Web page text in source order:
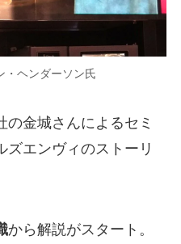
・ヘンダーソン氏
の金城さんによるセミ
ズエンヴィのストーリ
から解説がスタート。